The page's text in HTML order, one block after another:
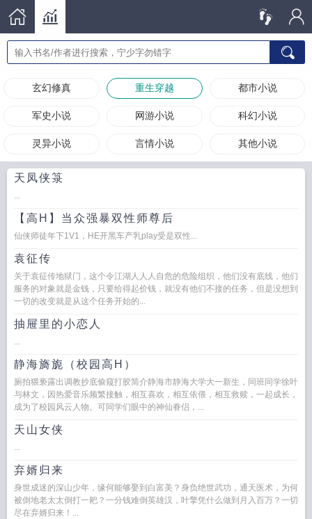
玄幻修真 重生穿越 都市小说
军史小说 网游小说 科幻小说
灵异小说 言情小说 其他小说
天凤侠箓
...
【高H】当众强暴双性师尊后
仙侠师徒年下1V1，HE开黑车产乳play受是双性...
袁征传
关于袁征传地狱门，这个令江湖人人人自危的危险组织，他们没有底线，他们
服务的对象就是金钱，只要给得起价钱，就没有他们不接的任务，但是没想到
一切的改变就是从这个任务开始的...
抽屉里的小恋人
...
静海旖旎（校园高H）
厕拍猥亵露出调教抄底偷窥打胶简介静海市静海大学大一新生，同班同学徐叶
与林文，因热爱音乐频繁接触，相互喜欢，相互依偎，相互救赎，一起成长，
成为了校园风云人物。可同学们眼中的神仙眷侣，...
天山女侠
...
弃婿归来
身世成迷的深山少年，缘何能够娶到白富美？身负绝世武功，通天医术，为何
被倒地老太太倒打一耙？一分钱难倒英雄汉，叶擎凭什么做到月入百万？一切
尽在弃婿归来！...